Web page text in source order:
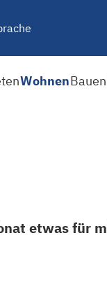
WohnenBauen
etwas für